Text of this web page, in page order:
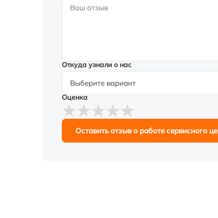
Откуда узнали о нас
Оценка
Оставить отзыв о работе сервисного